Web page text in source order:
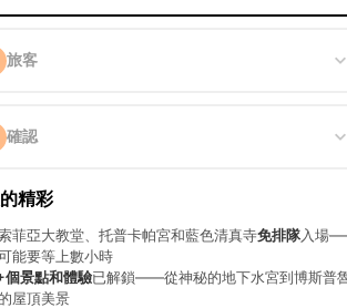
旅客
/人
(5-12)
/人
繼續 →
確認
計
精彩
菲亞大教堂、托普卡帕宮和藍色清真寺免排隊入場
能要等上數小時
景點和體驗已解鎖——從神秘的地下水宮到博斯普
屋頂美景